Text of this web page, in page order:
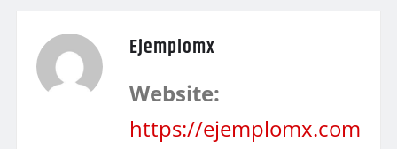
Ejemplomx
Website:
https://ejemplomx.com